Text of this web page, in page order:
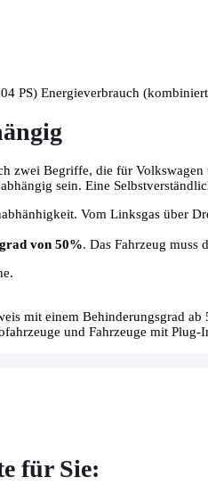
PS) Energieverbrauch
zwei Begriffe, die für Volkswagen
sein. Eine
Vom Linksgas über
von 50%. Das Fahrzeug muss
mit einem Behinderungsgrad
und Fahrzeuge mit
für Sie: